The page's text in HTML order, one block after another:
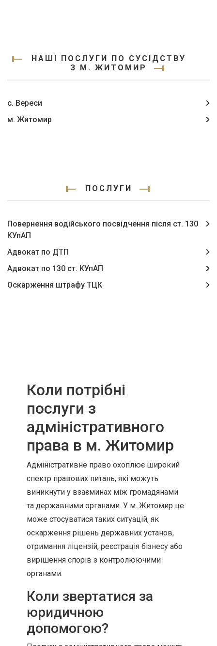
НАШІ ПОСЛУГИ ПО СУСІДСТВУ
З М. ЖИТОМИР
с. Вереси
м. Житомир
ПОСЛУГИ
Повернення водійського посвідчення після ст. 130
КУпАП
Адвокат по ДТП
Адвокат по 130 ст. КУпАП
Оскарження штрафу ТЦК
Коли потрібні
послуги з
адміністративного
права в м. Житомир
Адміністративне право охоплює широкий
спектр правових питань, які можуть
виникнути у взаєминах між громадянами
та державними органами. У м. Житомир це
може стосуватися таких ситуацій, як
оскарження рішень державних установ,
отримання ліцензій, реєстрація бізнесу або
вирішення спорів з контролюючими
органами.
Коли звертатися за
юридичною
допомогою?